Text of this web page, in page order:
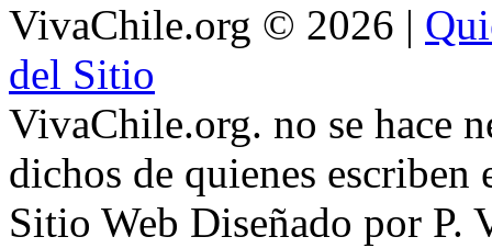
VivaChile.org © 2026 |
del Sitio
VivaChile.org. no se hace
dichos de quienes escriben
Sitio Web Diseñado por